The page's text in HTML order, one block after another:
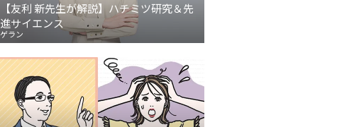
【友利 新先生が解説】ハチミツ研究＆先
進サイエンス
ゲラン